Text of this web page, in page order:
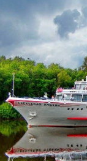
Елена
+7 495 215 5755 доб.
+7 925-084-93-71